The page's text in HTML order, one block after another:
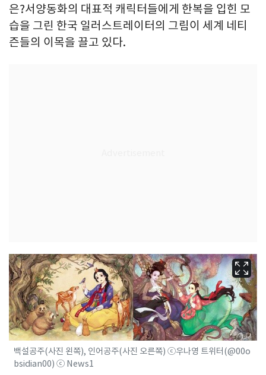
은?서양동화의 대표적 캐릭터들에게 한복을 입힌 모
습을 그린 한국 일러스트레이터의 그림이 세계 네티
즌들의 이목을 끌고 있다.
백설공주(사진 왼쪽), 인어공주(사진 오른쪽) ⓒ우나영 트위터(@00o
bsidian00) ⓒ News1